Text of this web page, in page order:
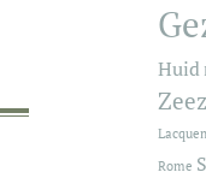
Huid
Rome